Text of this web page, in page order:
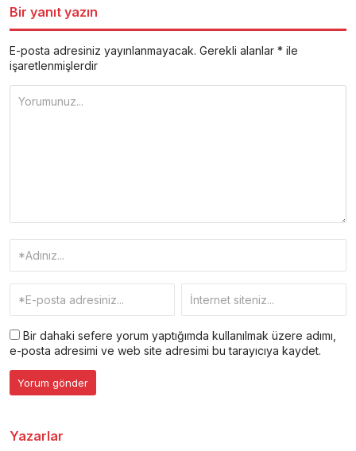
Bir yanıt yazın
E-posta adresiniz yayınlanmayacak. Gerekli alanlar * ile
işaretlenmişlerdir
Bir dahaki sefere yorum yaptığımda kullanılmak üzere adımı,
e-posta adresimi ve web site adresimi bu tarayıcıya kaydet.
Yazarlar